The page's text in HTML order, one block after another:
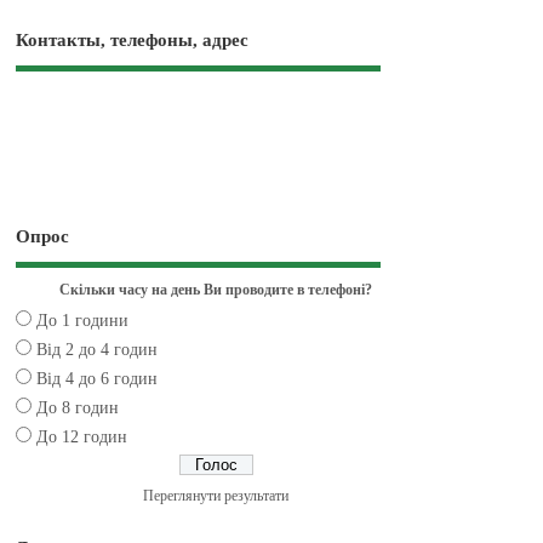
Контакты, телефоны, адрес
Опрос
Скільки часу на день Ви проводите в телефоні?
До 1 години
Від 2 до 4 годин
Від 4 до 6 годин
До 8 годин
До 12 годин
Переглянути результати